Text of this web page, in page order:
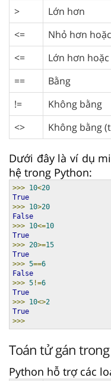
>
Lớn hơn
<=
Nhỏ hơn
<=
Lớn hơn
==
Bằng
!=
Không bằng
<>
Không bằng
Dưới đây là ví dụ
hệ trong Python:
>>> 10<20
True
>>> 10>20
False
>>> 10<=10
True
>>> 20>=15
True
>>> 5==6
False
>>> 5 !=6
True
>>> 10<>2
True
>>>
Toán tử gán
Python hỗ trợ các